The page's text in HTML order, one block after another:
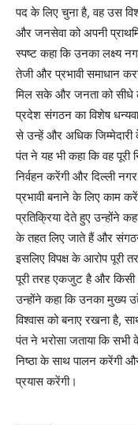
पद के लिए चुना है, वह उस
और जनसेवा को अपनी
स्पष्ट कहा कि उनका लक्ष्य
तेजी और प्रभावी समाधान
मिल सके और जनता को सीधे
प्रदेश संगठन का विशेष
से उन्हें और अधिक जिम्मेदारी
पंत ने यह भी कहा कि वह पूरी
निर्वहन करेंगी और दिल्ली
प्रभावी बनाने के लिए काम
प्रतिक्रिया देते हुए उन्होंने
के तहत लिए जाते हैं और संगठन
इसलिए विपक्ष के आरोप पूरी
पूरी तरह एकजुट है और
उन्होंने कहा कि उनका मुख्य
विश्वास को बनाए रखना है,
पंत ने भरोसा जताया कि सभी
निष्ठा के साथ पालन करेंगी
प्रयास करेंगी।